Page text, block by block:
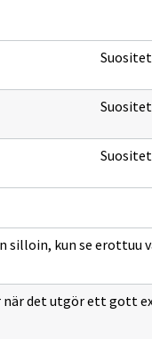
silloin, kun se erottuu
det utgör ett gott